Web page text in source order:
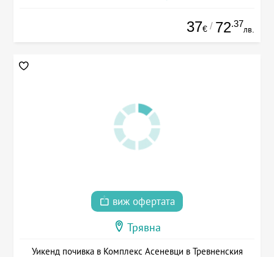
37€ / 72.37
лв.
виж офертата
Трявна
Уикенд почивка в Комплекс Асеневци в Тревненския